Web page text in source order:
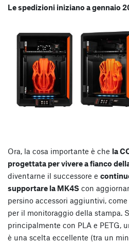
Le spedizioni iniziano a gennaio
Ora, la cosa importante è che la
progettata per vivere a fianco
diventarne il successore e
supportare la MK4S con
persino accessori aggiuntivi,
per il monitoraggio della stampa.
principalmente con PLA e PETG,
è una scelta eccellente (tra un